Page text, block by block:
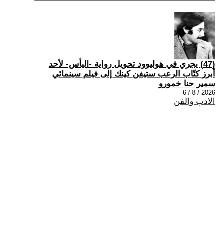
(47) يجري في هوليوود تحويل رواية -اليأس- لأحد
أبرز كتّاب الرعب ستيفن كينك إلى فيلم سينمائي
سمير حنا خمورو
2026 / 8 / 6
الادب والفن